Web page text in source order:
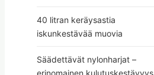
40 litran keräysastia
iskunkestävää muovia
Säädettävät nylonharjat –